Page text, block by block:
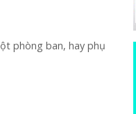
phòng ban, hay phụ